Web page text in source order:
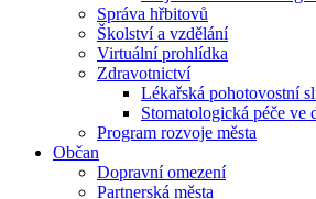
Správa hřbitovů
Školství a vzdělání
Virtuální prohlídka
Zdravotnictví
Lékařská pohotovostní
Stomatologická péče ve
Program rozvoje města
Občan
Dopravní omezení
Partnerská města